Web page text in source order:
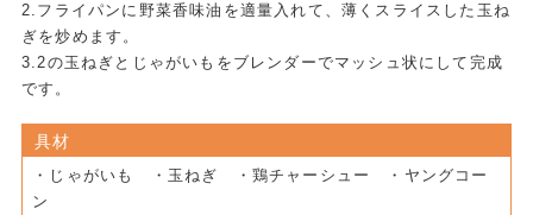
2.フライパンに野菜香味油を適量入れて、薄くスライスした玉ね
ぎを炒めます。
3.2の玉ねぎとじゃがいもをブレンダーでマッシュ状にして完成
です。
具材
・じゃがいも ・玉ねぎ ・鶏チャーシュー ・ヤングコー
ン